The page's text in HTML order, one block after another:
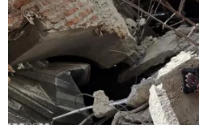
Hiệp hội bán lẻ lớn nhất
cho biết người tiêu dùng
tỷ USD trong dịp Lễ Tạ ơn
với năm ngoái.
Tuy nhiên, theo khảo sát